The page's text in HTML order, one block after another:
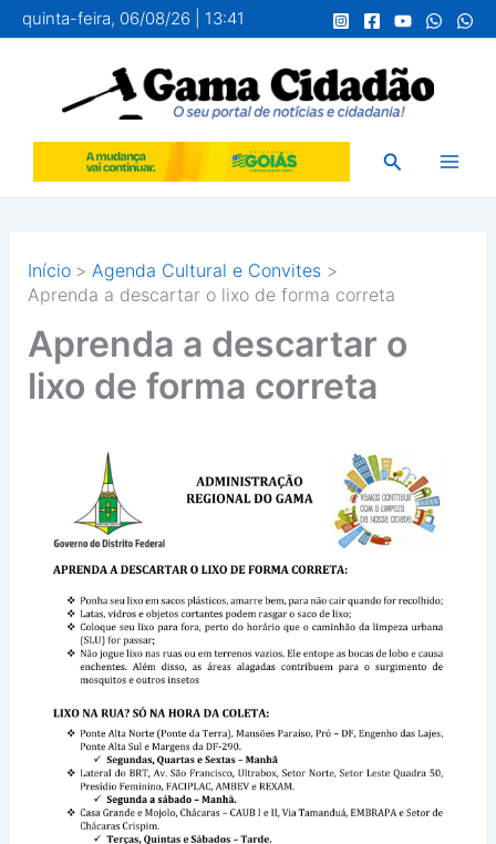
para
conteúdo
quinta-feira, 06/08/26 | 13:41
Pesquisar
Início
Agenda Cultural e Convites
Aprenda a descartar o lixo de forma correta
Aprenda a descartar o
lixo de forma correta